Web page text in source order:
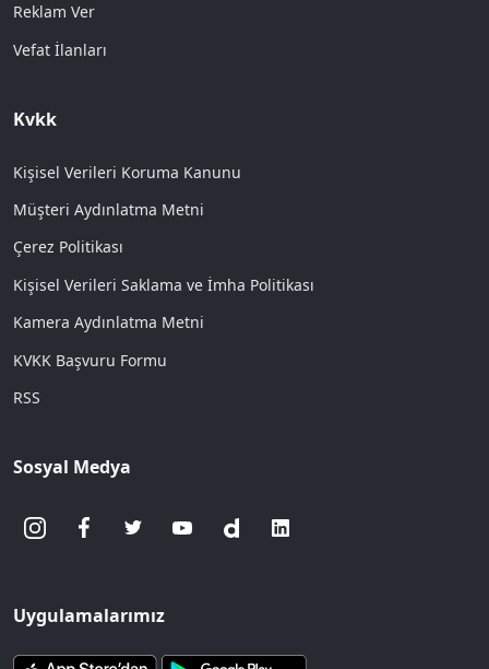
Reklam Ver
Vefat İlanları
Kvkk
Kişisel Verileri Koruma Kanunu
Müşteri Aydınlatma Metni
Çerez Politikası
Kişisel Verileri Saklama ve İmha Politikası
Kamera Aydınlatma Metni
KVKK Başvuru Formu
RSS
Sosyal Medya
Uygulamalarımız